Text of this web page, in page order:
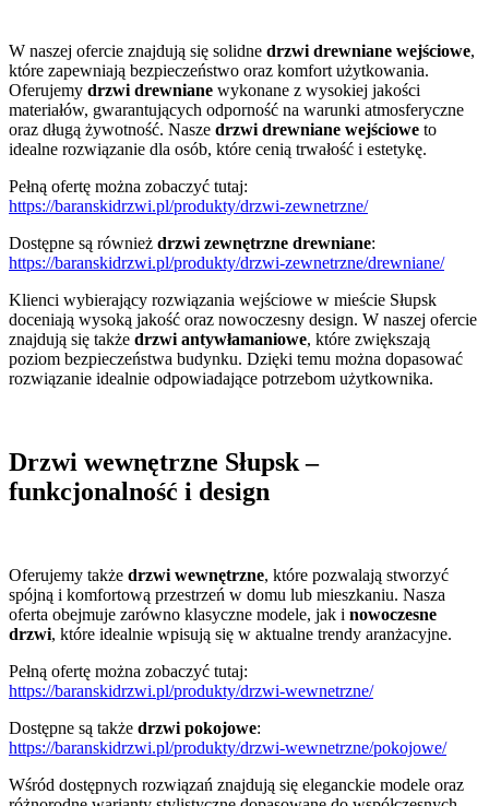
W naszej ofercie znajdują się solidne drzwi drewniane wejściowe,
które zapewniają bezpieczeństwo oraz komfort użytkowania.
Oferujemy drzwi drewniane wykonane z wysokiej jakości
materiałów, gwarantujących odporność na warunki atmosferyczne
oraz długą żywotność. Nasze drzwi drewniane wejściowe to
idealne rozwiązanie dla osób, które cenią trwałość i estetykę.
Pełną ofertę można zobaczyć tutaj:
https://baranskidrzwi.pl/produkty/drzwi-zewnetrzne/
Dostępne są również drzwi zewnętrzne drewniane:
https://baranskidrzwi.pl/produkty/drzwi-zewnetrzne/drewniane/
Klienci wybierający rozwiązania wejściowe w mieście Słupsk
doceniają wysoką jakość oraz nowoczesny design. W naszej ofercie
znajdują się także drzwi antywłamaniowe, które zwiększają
poziom bezpieczeństwa budynku. Dzięki temu można dopasować
rozwiązanie idealnie odpowiadające potrzebom użytkownika.
Drzwi wewnętrzne Słupsk –
funkcjonalność i design
Oferujemy także drzwi wewnętrzne, które pozwalają stworzyć
spójną i komfortową przestrzeń w domu lub mieszkaniu. Nasza
oferta obejmuje zarówno klasyczne modele, jak i nowoczesne
drzwi, które idealnie wpisują się w aktualne trendy aranżacyjne.
Pełną ofertę można zobaczyć tutaj:
https://baranskidrzwi.pl/produkty/drzwi-wewnetrzne/
Dostępne są także drzwi pokojowe:
https://baranskidrzwi.pl/produkty/drzwi-wewnetrzne/pokojowe/
Wśród dostępnych rozwiązań znajdują się eleganckie modele oraz